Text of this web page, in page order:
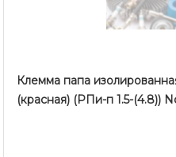
Клемма папа
(красная) (РПи-п 1.5-(4.8))